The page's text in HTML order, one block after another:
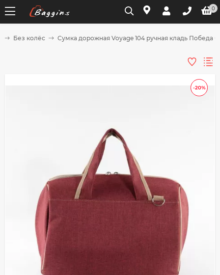
0
Без колёс Сумка дорожная Voyage 104 ручная кладь Победа
-20%
График платежей
Добавляйте товары
в корзину